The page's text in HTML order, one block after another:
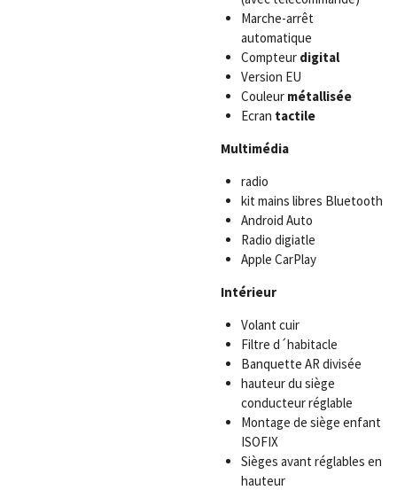
Marche-arrêt
automatique
Compteur digital
Version EU
Couleur métallisée
Ecran tactile
Multimédia
radio
kit mains libres Bluetooth
Android Auto
Radio digiatle
Apple CarPlay
Intérieur
Volant cuir
Filtre d´habitacle
Banquette AR divisée
hauteur du siège
conducteur réglable
Montage de siège enfant
ISOFIX
Sièges avant réglables en
hauteur